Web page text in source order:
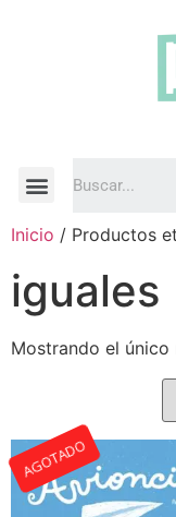
Inicio / Productos
iguales
Mostrando el único
AGOTADO